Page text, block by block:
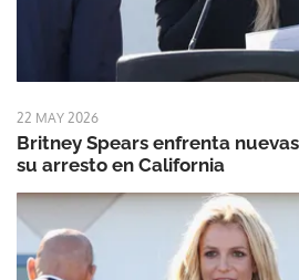
22 MAY 2026
Britney Spears enfrenta
su arresto en California